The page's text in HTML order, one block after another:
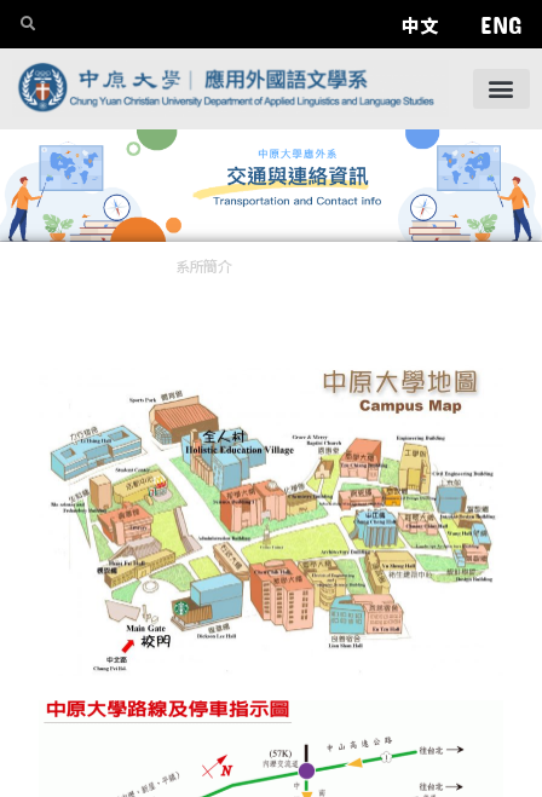
中文 ENG
系所簡介